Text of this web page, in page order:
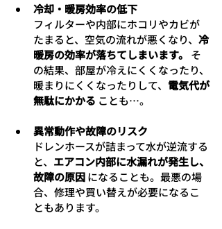
冷却・暖房効率の低下
フィルターや内部にホコリやカビが
たまると、空気の流れが悪くなり、 冷
暖房の効率が落ちてしまいます。
そ
の結果、部屋が冷えにくくなったり、
暖まりにくくなったりして、 電気代が
無駄にかかる ことも…。
異常動作や故障のリスク
ドレンホースが詰まって水が逆流する
と、 エアコン内部に水漏れが発生し、
故障の原因 になることも。最悪の場
合、修理や買い替えが必要になるこ
ともあります。